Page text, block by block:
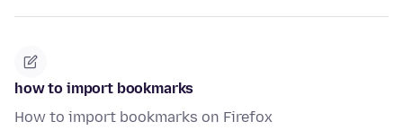
how to import bookmarks
How to import bookmarks on Firefox